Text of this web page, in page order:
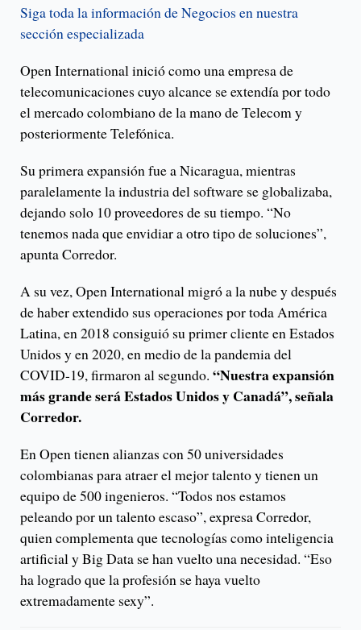
Siga toda la información de Negocios en nuestra
sección especializada
Open International inició como una empresa de
telecomunicaciones cuyo alcance se extendía por todo
el mercado colombiano de la mano de Telecom y
posteriormente Telefónica.
Su primera expansión fue a Nicaragua, mientras
paralelamente la industria del software se globalizaba,
dejando solo 10 proveedores de su tiempo. “No
tenemos nada que envidiar a otro tipo de soluciones”,
apunta Corredor.
A su vez, Open International migró a la nube y después
de haber extendido sus operaciones por toda América
Latina, en 2018 consiguió su primer cliente en Estados
Unidos y en 2020, en medio de la pandemia del
COVID-19, firmaron al segundo. “Nuestra expansión
más grande será Estados Unidos y Canadá”, señala
Corredor.
En Open tienen alianzas con 50 universidades
colombianas para atraer el mejor talento y tienen un
equipo de 500 ingenieros. “Todos nos estamos
peleando por un talento escaso”, expresa Corredor,
quien complementa que tecnologías como inteligencia
artificial y Big Data se han vuelto una necesidad. “Eso
ha logrado que la profesión se haya vuelto
extremadamente sexy”.